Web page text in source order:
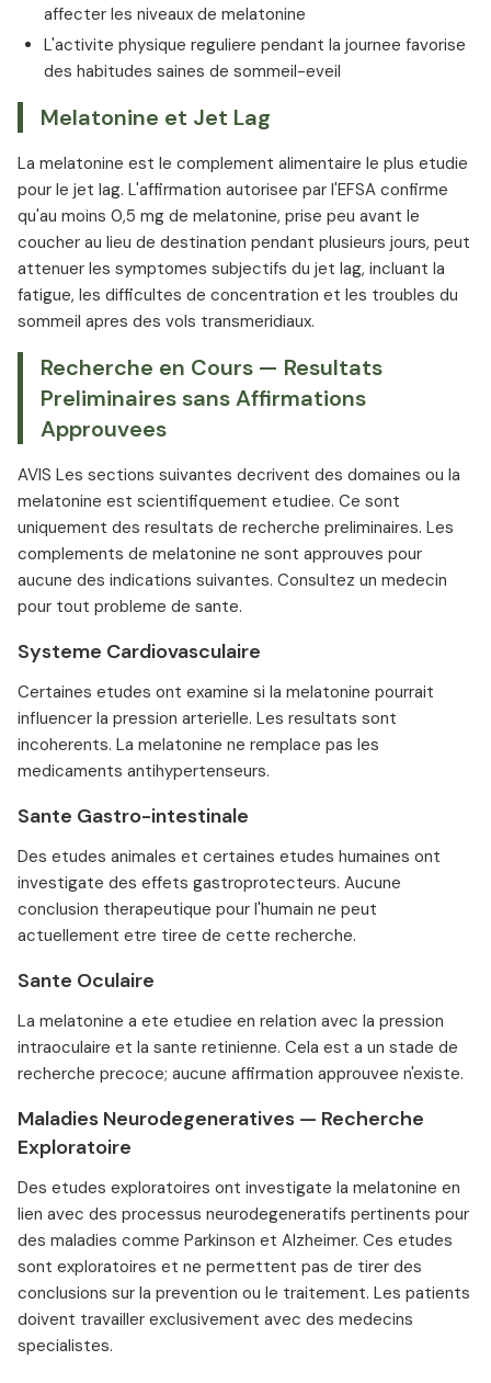
affecter les niveaux de melatonine
L'activite physique reguliere pendant la journee favorise
des habitudes saines de sommeil-eveil
Melatonine et Jet Lag
La melatonine est le complement alimentaire le plus etudie
pour le jet lag. L'affirmation autorisee par l'EFSA confirme
qu'au moins 0,5 mg de melatonine, prise peu avant le
coucher au lieu de destination pendant plusieurs jours, peut
attenuer les symptomes subjectifs du jet lag, incluant la
fatigue, les difficultes de concentration et les troubles du
sommeil apres des vols transmeridiaux.
Recherche en Cours — Resultats
Preliminaires sans Affirmations
Approuvees
AVIS Les sections suivantes decrivent des domaines ou la
melatonine est scientifiquement etudiee. Ce sont
uniquement des resultats de recherche preliminaires. Les
complements de melatonine ne sont approuves pour
aucune des indications suivantes. Consultez un medecin
pour tout probleme de sante.
Systeme Cardiovasculaire
Certaines etudes ont examine si la melatonine pourrait
influencer la pression arterielle. Les resultats sont
incoherents. La melatonine ne remplace pas les
medicaments antihypertenseurs.
Sante Gastro-intestinale
Des etudes animales et certaines etudes humaines ont
investigate des effets gastroprotecteurs. Aucune
conclusion therapeutique pour l'humain ne peut
actuellement etre tiree de cette recherche.
Sante Oculaire
La melatonine a ete etudiee en relation avec la pression
intraoculaire et la sante retinienne. Cela est a un stade de
recherche precoce; aucune affirmation approuvee n'existe.
Maladies Neurodegeneratives — Recherche
Exploratoire
Des etudes exploratoires ont investigate la melatonine en
lien avec des processus neurodegeneratifs pertinents pour
des maladies comme Parkinson et Alzheimer. Ces etudes
sont exploratoires et ne permettent pas de tirer des
conclusions sur la prevention ou le traitement. Les patients
doivent travailler exclusivement avec des medecins
specialistes.